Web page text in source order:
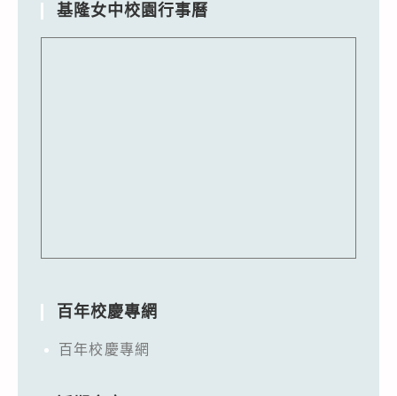
基隆女中校園行事曆
百年校慶專網
百年校慶專網